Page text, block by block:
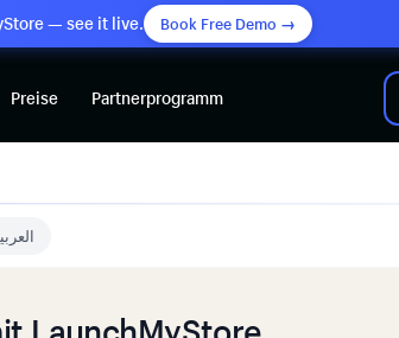
— see it live. Book Free Demo →
Preise Partnerprogramm